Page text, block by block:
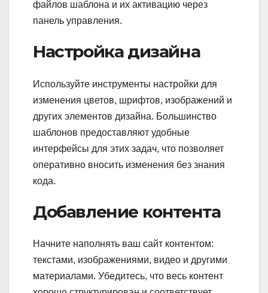
файлов шаблона и их активацию через
панель управления.
Настройка дизайна
Используйте инструменты настройки для
изменения цветов, шрифтов, изображений и
других элементов дизайна. Большинство
шаблонов предоставляют удобные
интерфейсы для этих задач, что позволяет
оперативно вносить изменения без знания
кода.
Добавление контента
Начните наполнять ваш сайт контентом:
текстами, изображениями, видео и другими
материалами. Убедитесь, что весь контент